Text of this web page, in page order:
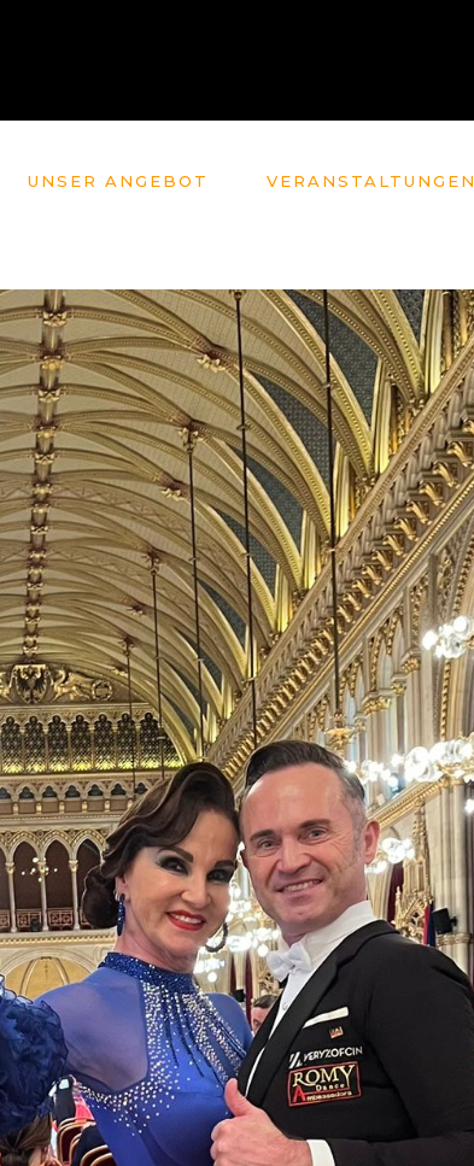
UNSER ANGEBOT VERANSTALTUNGEN